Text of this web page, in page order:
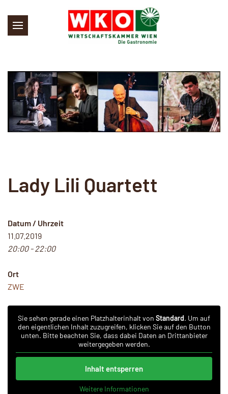
Skip to main content
Lady Lili Quartett
Datum / Uhrzeit
11.07.2019
20:00 - 22:00
Ort
ZWE
Sie sehen gerade einen Platzhalterinhalt von Standard. Um auf
den eigentlichen Inhalt zuzugreifen, klicken Sie auf den Button
unten. Bitte beachten Sie, dass dabei Daten an Drittanbieter
weitergegeben werden.
Inhalt entsperren
Weitere Informationen